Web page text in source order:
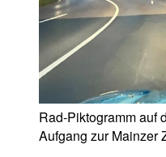
Rad-Piktogramm auf
Aufgang zur Mainzer